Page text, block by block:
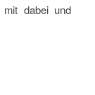
mit dabei und